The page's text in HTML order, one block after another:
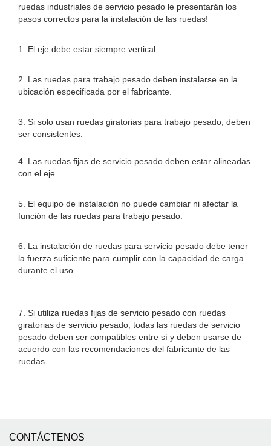
ruedas industriales de servicio pesado le presentarán los
pasos correctos para la instalación de las ruedas!
1. El eje debe estar siempre vertical.
2. Las ruedas para trabajo pesado deben instalarse en la
ubicación especificada por el fabricante.
3. Si solo usan ruedas giratorias para trabajo pesado, deben
ser consistentes.
4. Las ruedas fijas de servicio pesado deben estar alineadas
con el eje.
5. El equipo de instalación no puede cambiar ni afectar la
función de las ruedas para trabajo pesado.
6. La instalación de ruedas para servicio pesado debe tener
la fuerza suficiente para cumplir con la capacidad de carga
durante el uso.
7. Si utiliza ruedas fijas de servicio pesado con ruedas
giratorias de servicio pesado, todas las ruedas de servicio
pesado deben ser compatibles entre sí y deben usarse de
acuerdo con las recomendaciones del fabricante de las
ruedas.
CONTÁCTENOS